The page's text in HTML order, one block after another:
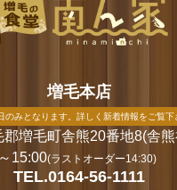
増毛本店
みとなります。詳しく新着情報をご覧下
郡増毛町舎熊20番地8(舎
15:00(ラストオーダー14:30)
TEL.0164-56-1111